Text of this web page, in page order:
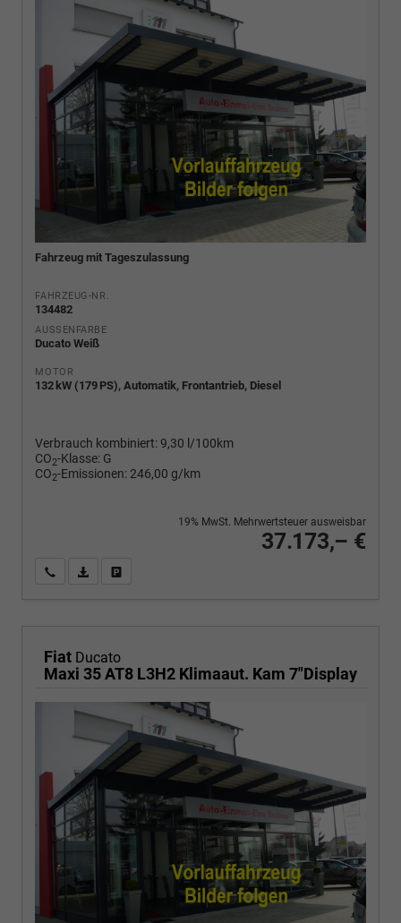
Fahrzeug mit Tageszulassung
FAHRZEUG-NR.
134482
AUSSENFARBE
Ducato Weiß
MOTOR
132 kW (179 PS), Automatik, Frontantrieb, Diesel
Verbrauch kombiniert:9,30 l/100km
CO2-Klasse: G
CO2-Emissionen: 246,00 g/km
37.173,– €
19% MwSt. Mehrwertsteuer ausweisbar
Wir rufen Sie anPDF-Fahrzeugexposé drucken
Fiat Ducato
Maxi 35 AT8 L3H2 Klimaaut. Kam 7"Display